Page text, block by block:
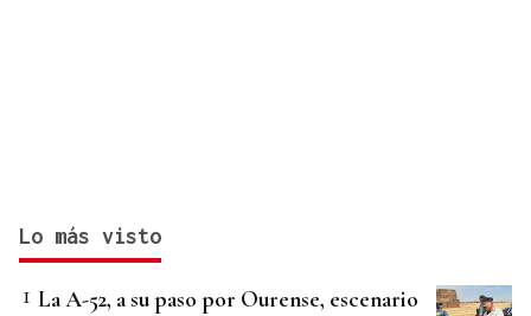
Lo más visto
La A-52, a su paso por Ourense, escenario